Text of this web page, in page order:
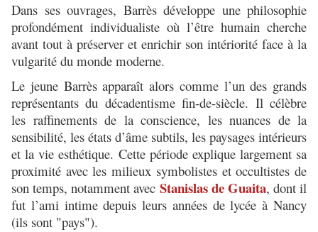
Dans ses ouvrages, Barrès développe une philosophie
profondément individualiste où l’être humain cherche
avant tout à préserver et enrichir son intériorité face à la
vulgarité du monde moderne.
Le jeune Barrès apparaît alors comme l’un des grands
représentants du décadentisme fin-de-siècle. Il célèbre
les raffinements de la conscience, les nuances de la
sensibilité, les états d’âme subtils, les paysages intérieurs
et la vie esthétique. Cette période explique largement sa
proximité avec les milieux symbolistes et occultistes de
son temps, notamment avec Stanislas de Guaita, dont il
fut l’ami intime depuis leurs années de lycée à Nancy
(ils sont "pays").